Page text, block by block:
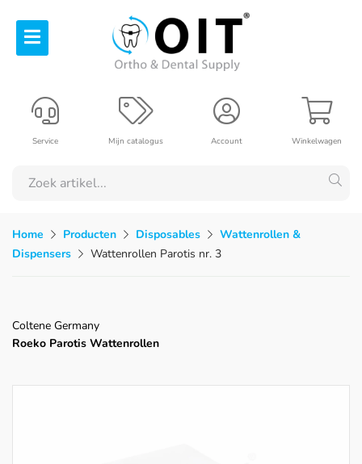
Winkelwagen
Account
Mijn catalogus
Service
Home Producten Disposables
Wattenrollen &
Dispensers
Wattenrollen Parotis nr. 3
Coltene Germany
Roeko Parotis Wattenrollen